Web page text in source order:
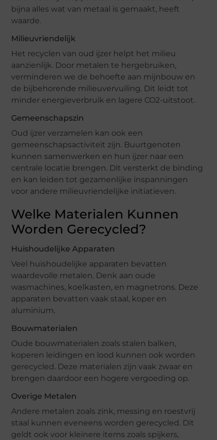
bijna alles wat van metaal is gemaakt, heeft
waarde.
Milieuvriendelijk
Het recyclen van oud ijzer helpt het milieu
aanzienlijk. Door metalen te hergebruiken,
verminderen we de behoefte aan mijnbouw en
de bijbehorende milieuvervuiling. Dit leidt tot
minder energieverbruik en lagere CO2-uitstoot.
Gemeenschapszin
Oud ijzer verzamelen kan ook een
gemeenschapsactiviteit zijn. Buurtgenoten
kunnen samenwerken en hun ijzer naar een
centrale locatie brengen. Dit versterkt de binding
en kan leiden tot gezamenlijke inspanningen
voor andere milieuvriendelijke initiatieven.
Welke Materialen Kunnen
Worden Gerecycled?
Huishoudelijke Apparaten
Veel huishoudelijke apparaten bevatten
waardevolle metalen. Denk aan oude
wasmachines, koelkasten, en magnetrons. Deze
apparaten bevatten vaak staal, koper en
aluminium.
Bouwmaterialen
Oude bouwmaterialen zoals stalen balken,
koperen leidingen en lood kunnen ook worden
gerecycled. Deze materialen zijn vaak zwaar en
brengen daardoor een hogere vergoeding op.
Overige Metalen
Andere metalen zoals zink, messing en roestvrij
staal kunnen eveneens worden gerecycled. Dit
geldt ook voor kleinere items zoals spijkers,